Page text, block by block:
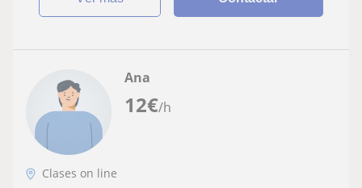
12€/h
Ana
Clases on line